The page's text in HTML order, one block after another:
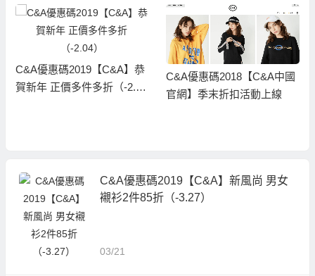
C&A優惠碼2019【C&A】恭
賀新年 正價多件多折（-2.0
C&A優惠碼2018【C&A中國
官網】季末折扣活動上線
C&A優惠碼2019【C&A】新風尚 男女
襯衫2件85折（-3.27）
03/21